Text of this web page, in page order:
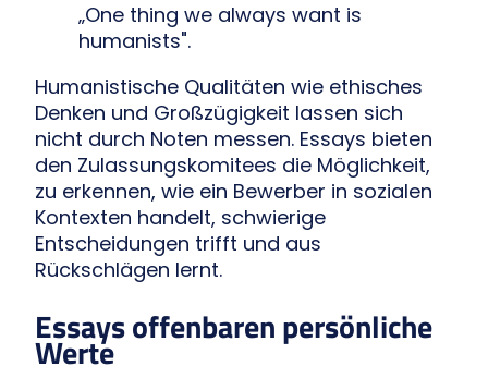
„One thing we always want is
humanists".
Humanistische Qualitäten wie ethisches
Denken und Großzügigkeit lassen sich
nicht durch Noten messen. Essays bieten
den Zulassungskomitees die Möglichkeit,
zu erkennen, wie ein Bewerber in sozialen
Kontexten handelt, schwierige
Entscheidungen trifft und aus
Rückschlägen lernt.
Essays offenbaren persönliche
Werte